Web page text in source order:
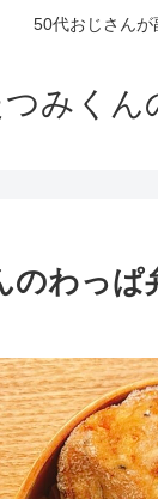
50代おじさんが
みくん
わっぱ